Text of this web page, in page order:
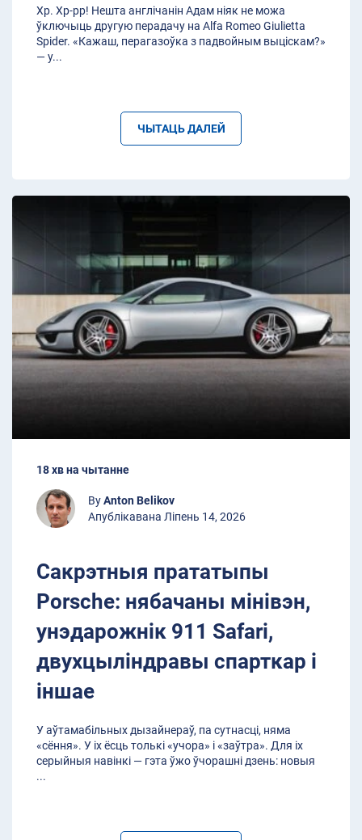
Хр. Хр-рр! Нешта англічанін Адам ніяк не можа
ўключыць другую перадачу на Alfa Romeo Giulietta
Spider. «Кажаш, перагазоўка з падвойным выціскам?»
— у...
ЧЫТАЦЬ ДАЛЕЙ
18 хв на чытанне
ByAnton Belikov
Апублікавана Ліпень 14, 2026
Сакрэтныя прататыпы
Porsche: нябачаны мінівэн,
унэдарожнік 911 Safari,
двухцыліндравы спарткар і
іншае
У аўтамабільных дызайнераў, па сутнасці, няма
«сёння». У іх ёсць толькі «учора» і «заўтра». Для іх
серыйныя навінкі — гэта ўжо ўчорашні дзень: новыя
...